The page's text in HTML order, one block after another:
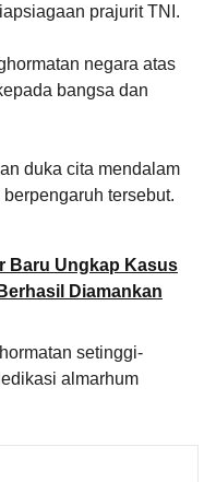
prajurit TNI.
negara atas
bangsa dan
duka cita mendalam
tersebut.
Baru Ungkap Kasus
Diamankan
setinggi-
almarhum